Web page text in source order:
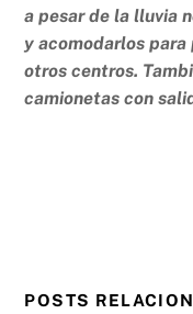
a pesar de la lluvia
y acomodarlos
otros centros.
camionetas con
POSTS